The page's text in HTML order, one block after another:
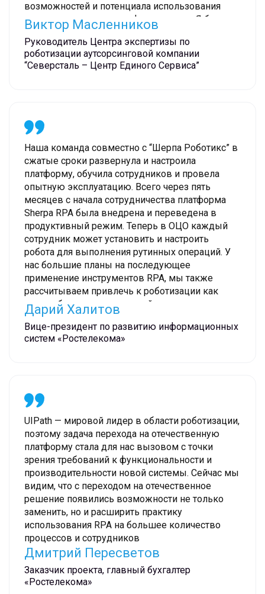
возможностей и потенциала использования
имеющегося у системы функционала. Я бы
рекомендовал обращаться к опытным
интегратором: они сделают и настроят все так,
чтобы RPA максимально отвечала
потребностям именно вашей компании и, как и
невозобновляемый ресурс – время
Виктор Масленников
Руководитель Центра экспертизы по
роботизации аутсорсинговой компании
“Северсталь – Центр Единого Сервиса”
Наша команда совместно с “Шерпа Роботикс” в
сжатые сроки развернула и настроила
платформу, обучила сотрудников и провела
опытную эксплуатацию. Всего через пять
месяцев с начала сотрудничества платформа
Sherpa RPA была внедрена и переведена в
продуктивный режим. Теперь в ОЦО каждый
сотрудник может установить и настроить
робота для выполнения рутинных операций. У
нас большие планы на последующее
применение инструментов RPA, мы также
рассчитываем привлечь к роботизации как
можно больше направлений и сотрудников
Дарий Халитов
Вице-президент по развитию информационных
систем «Ростелекома»
UIPath — мировой лидер в области роботизации,
поэтому задача перехода на отечественную
платформу стала для нас вызовом с точки
зрения требований к функциональности и
производительности новой системы. Сейчас мы
видим, что с переходом на отечественное
решение появились возможности не только
заменить, но и расширить практику
использования RPA на большее количество
процессов и сотрудников
Дмитрий Пересветов
Заказчик проекта, главный бухгалтер
«Ростелекома»